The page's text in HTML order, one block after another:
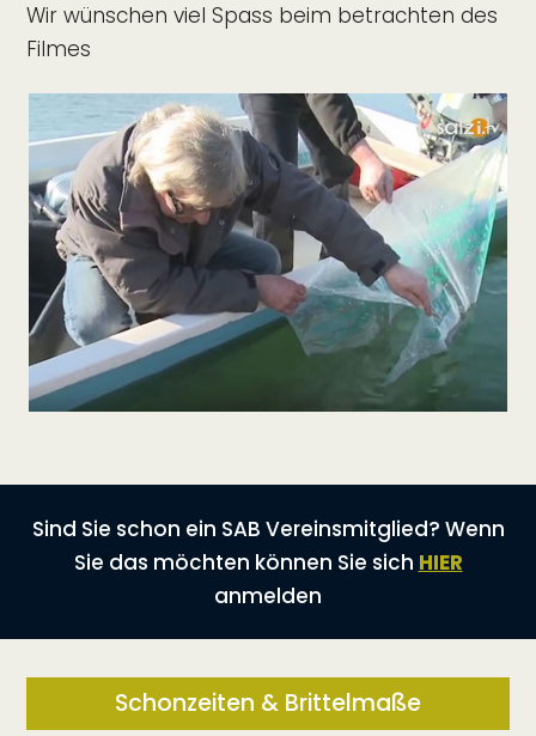
Wir wünschen viel Spass beim betrachten des
Filmes
Sind Sie schon ein SAB Vereinsmitglied? Wenn
Sie das möchten können Sie sich HIER
anmelden
Schonzeiten & Brittelmaße